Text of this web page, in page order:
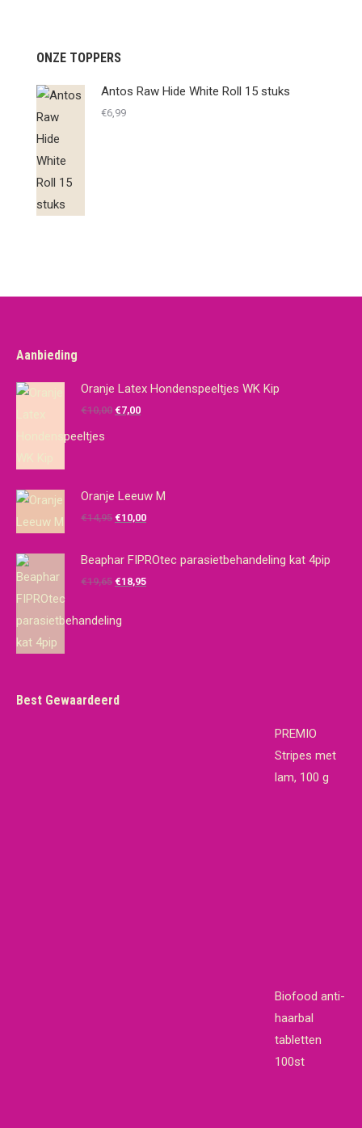
ONZE TOPPERS
Antos Raw Hide White Roll 15 stuks
€6,99
Aanbieding
Oranje Latex Hondenspeeltjes WK Kip
€10,00 Oorspronkelijke
€7,00Huidige
Oranje Leeuw M
€14,95 Oorspronkelijke
was:
€14,95.
€10,00Huidige
is:
€10,00.
Beaphar FIPROtec parasietbehandeling kat 4pip
€19,65 Oorspronkelijke
was:
€18,95Huidige
Best Gewaardeerd
PREMIO
Stripes met
lam, 100 g
Biofood anti-
haarbal
tabletten
100st